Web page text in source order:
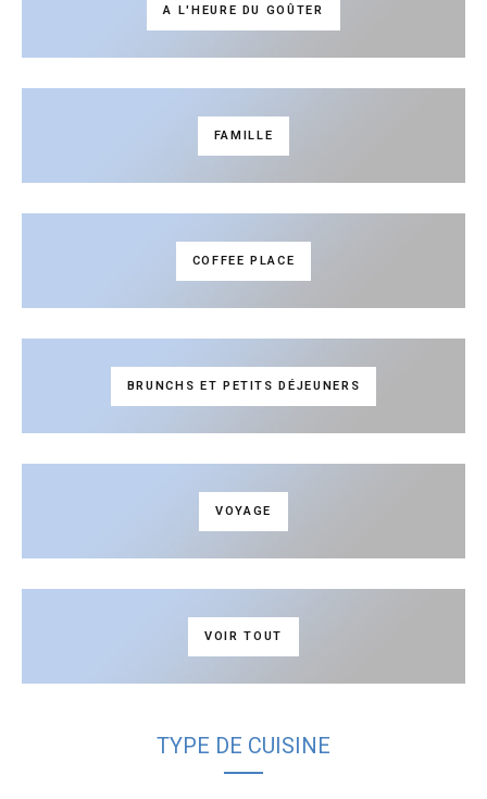
A L'HEURE DU GOÛTER
FAMILLE
COFFEE PLACE
BRUNCHS ET PETITS DÉJEUNERS
VOYAGE
VOIR TOUT
TYPE DE CUISINE